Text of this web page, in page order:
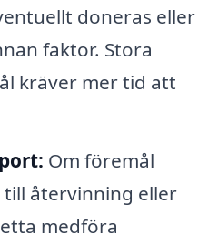
doneras eller
faktor. Stora
kräver mer tid att
Om föremål
återvinning eller
medföra